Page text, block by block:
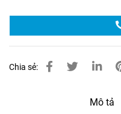
Chia sẻ:
Mô tả